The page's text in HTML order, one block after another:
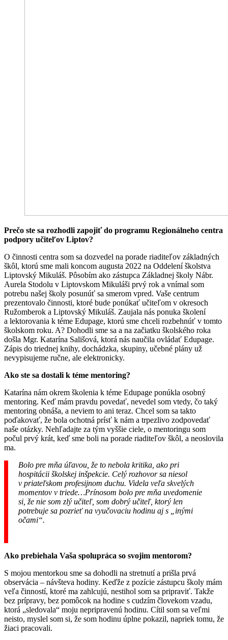
Prečo ste sa rozhodli zapojiť do programu Regionálneho centra
podpory učiteľov Liptov?
O činnosti centra som sa dozvedel na porade riaditeľov základných
škôl, ktorú sme mali koncom augusta 2022 na Oddelení školstva
Liptovský Mikuláš. Pôsobím ako zástupca Základnej školy Nábr.
Aurela Stodolu v Liptovskom Mikuláši prvý rok a vnímal som
potrebu našej školy posunúť sa smerom vpred. Vaše centrum
prezentovalo činnosti, ktoré bude ponúkať učiteľom v okresoch
Ružomberok a Liptovský Mikuláš. Zaujala nás ponuka školení
a lektorovania k téme Edupage, ktorú sme chceli rozbehnúť v tomto
školskom roku. A? Dohodli sme sa a na začiatku školského roka
došla Mgr. Katarína Sališová, ktorá nás naučila ovládať Edupage.
Zápis do triednej knihy, dochádzka, skupiny, učebné plány už
nevypisujeme ručne, ale elektronicky.
Ako ste sa dostali k téme mentoring?
Katarína nám okrem školenia k téme Edupage ponúkla osobný
mentoring. Keď mám pravdu povedať, nevedel som vtedy, čo taký
mentoring obnáša, a neviem to ani teraz. Chcel som sa takto
poďakovať, že bola ochotná prísť k nám a trpezlivo zodpovedať
naše otázky. Nehľadajte za tým vyššie ciele, o mentoringu som
počul prvý krát, keď sme boli na porade riaditeľov škôl, a neoslovila
ma.
Bolo pre mňa úľavou, že to nebola kritika, ako pri
hospitácii školskej inšpekcie. Celý rozhovor sa niesol
v priateľskom profesijnom duchu. Videla veľa skvelých
momentov v triede…Prínosom bolo pre mňa uvedomenie
si, že nie som zlý učiteľ, som dobrý učiteľ, ktorý len
potrebuje sa pozrieť na vyučovaciu hodinu aj s „inými
očami“.
Ako prebiehala Vaša spolupráca so svojim mentorom?
S mojou mentorkou sme sa dohodli na stretnutí a prišla prvá
observácia – návšteva hodiny. Keďže z pozície zástupcu školy mám
veľa činností, ktoré ma zahlcujú, nestihol som sa pripraviť. Takže
bez prípravy, bez pomôcok na hodine s cudzím človekom vzadu,
ktorá „sledovala“ moju nepripravenú hodinu. Cítil som sa veľmi
neisto, myslel som si, že som hodinu úplne pokazil, napriek tomu, že
žiaci pracovali.